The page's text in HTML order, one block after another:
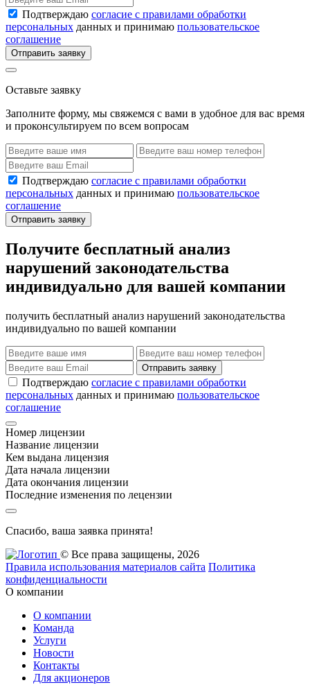
Подтверждаю согласие с правилами обработки
персональных данных и принимаю пользовательское
соглашение
Отправить заявку
Оставьте заявку
Заполните форму, мы свяжемся с вами в удобное для вас время
и проконсультируем по всем вопросам
Подтверждаю согласие с правилами обработки
персональных данных и принимаю пользовательское
соглашение
Отправить заявку
Получите бесплатный анализ
нарушений законодательства
индивидуально для вашей компании
получить бесплатный анализ нарушений законодательства
индивидуально по вашей компании
Отправить заявку
Подтверждаю согласие с правилами обработки
персональных данных и принимаю пользовательское
соглашение
Номер лицензии
Название лицензии
Кем выдана лицензия
Дата начала лицензии
Дата окончания лицензии
Последние изменения по лецензии
Спасибо, ваша заявка принята!
© Все права защищены, 2026
Правила использования материалов сайта Политика
конфиденциальности
О компании
О компании
Команда
Услуги
Новости
Контакты
Для акционеров